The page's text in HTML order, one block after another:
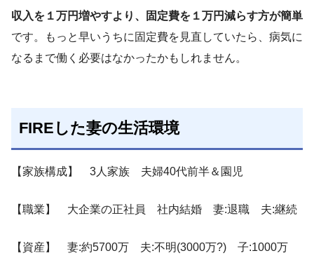
収入を１万円増やすより、固定費を１万円減らす方が簡単
です。もっと早いうちに固定費を見直していたら、病気に
なるまで働く必要はなかったかもしれません。
FIREした妻の生活環境
【家族構成】 3人家族 夫婦40代前半＆園児
【職業】 大企業の正社員 社内結婚 妻:退職 夫:継続
【資産】 妻:約5700万 夫:不明(3000万?) 子:1000万